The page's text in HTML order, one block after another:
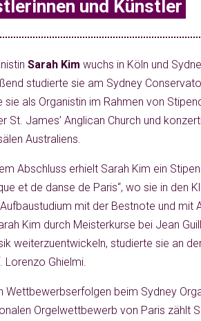
und Künstler
Sarah Kim wuchs in Köln und
studierte sie am Sydney
sie als Organistin im Rahmen von
St. James’ Anglican Church und
Australiens.
Abschluss erhielt Sarah Kim ein
et de danse de Paris“, wo sie in den
mit der Bestnote und mit
Kim durch Meisterkurse bei Jean
weiterzuentwickeln, studierte sie an
Lorenzo Ghielmi.
Wettbewerbserfolgen beim Sydney
Orgelwettbewerb von Paris zählt